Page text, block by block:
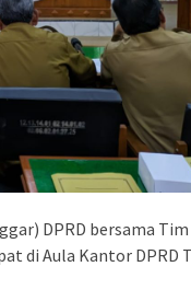
DPRD bersama
di Aula Kantor DPRD